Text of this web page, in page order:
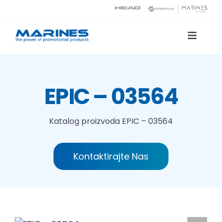
content
Toggle
Tehnologije tiska
EPIC – 03564
Katalog proizvoda EPIC – 03564
Kontaktirajte Nas